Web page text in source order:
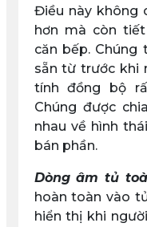
Điều này không
hơn mà còn
căn bếp.
sẵn từ trước khi
tính đồng bộ
Chúng được
nhau về hình
bán phần.
Dòng âm tủ
hoàn toàn vào
hiển thị khi